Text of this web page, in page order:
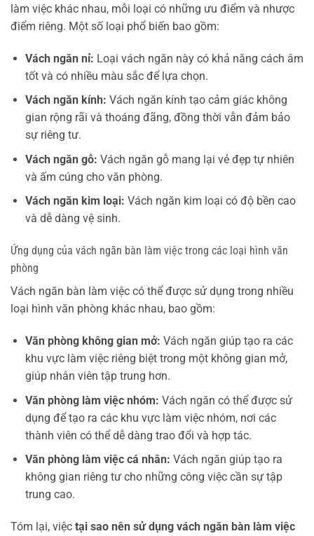
làm việc khác nhau, mỗi loại có những ưu điểm và nhược
điểm riêng. Một số loại phổ biến bao gồm:
Vách ngăn nỉ: Loại vách ngăn này có khả năng cách âm
tốt và có nhiều màu sắc để lựa chọn.
Vách ngăn kính: Vách ngăn kính tạo cảm giác không
gian rộng rãi và thoáng đãng, đồng thời vẫn đảm bảo
sự riêng tư.
Vách ngăn gỗ: Vách ngăn gỗ mang lại vẻ đẹp tự nhiên
và ấm cúng cho văn phòng.
Vách ngăn kim loại: Vách ngăn kim loại có độ bền cao
và dễ dàng vệ sinh.
Ứng dụng của vách ngăn bàn làm việc trong các loại hình văn
phòng
Vách ngăn bàn làm việc có thể được sử dụng trong nhiều
loại hình văn phòng khác nhau, bao gồm:
Văn phòng không gian mở: Vách ngăn giúp tạo ra các
khu vực làm việc riêng biệt trong một không gian mở,
giúp nhân viên tập trung hơn.
Văn phòng làm việc nhóm: Vách ngăn có thể được sử
dụng để tạo ra các khu vực làm việc nhóm, nơi các
thành viên có thể dễ dàng trao đổi và hợp tác.
Văn phòng làm việc cá nhân: Vách ngăn giúp tạo ra
không gian riêng tư cho những công việc cần sự tập
trung cao.
Tóm lại, việc tại sao nên sử dụng vách ngăn bàn làm việc